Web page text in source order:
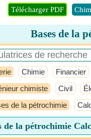
Télécharger PDF
Bases de la
Chimie Financier
chimiste
Civil
de la pétrochimie
de la pétrochimie